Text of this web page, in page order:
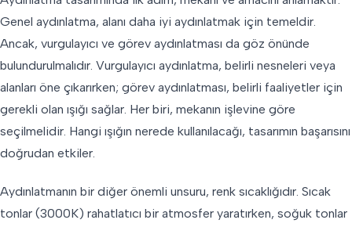
Genel aydınlatma, alanı daha iyi aydınlatmak için temeldir.
Ancak, vurgulayıcı ve görev aydınlatması da göz önünde
bulundurulmalıdır. Vurgulayıcı aydınlatma, belirli nesneleri veya
alanları öne çıkarırken; görev aydınlatması, belirli faaliyetler için
gerekli olan ışığı sağlar. Her biri, mekanın işlevine göre
seçilmelidir. Hangi ışığın nerede kullanılacağı, tasarımın başarısını
doğrudan etkiler.
Aydınlatmanın bir diğer önemli unsuru, renk sıcaklığıdır. Sıcak
tonlar (3000K) rahatlatıcı bir atmosfer yaratırken, soğuk tonlar